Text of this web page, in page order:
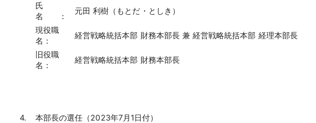
氏
名 ：
元田 利樹（もとだ・としき）
現役職
名：
経営戦略統括本部 財務本部長 兼 経営戦略統括本部 経理本部長
旧役職
名：
経営戦略統括本部 財務本部長
本部長の選任（2023年7月1日付）